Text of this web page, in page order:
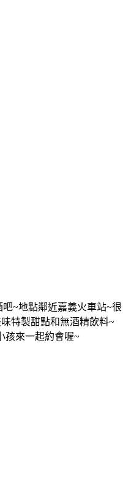
吧~地點鄰近嘉義火車站~很
特製甜點和無酒精飲料~
孩來一起約會喔~